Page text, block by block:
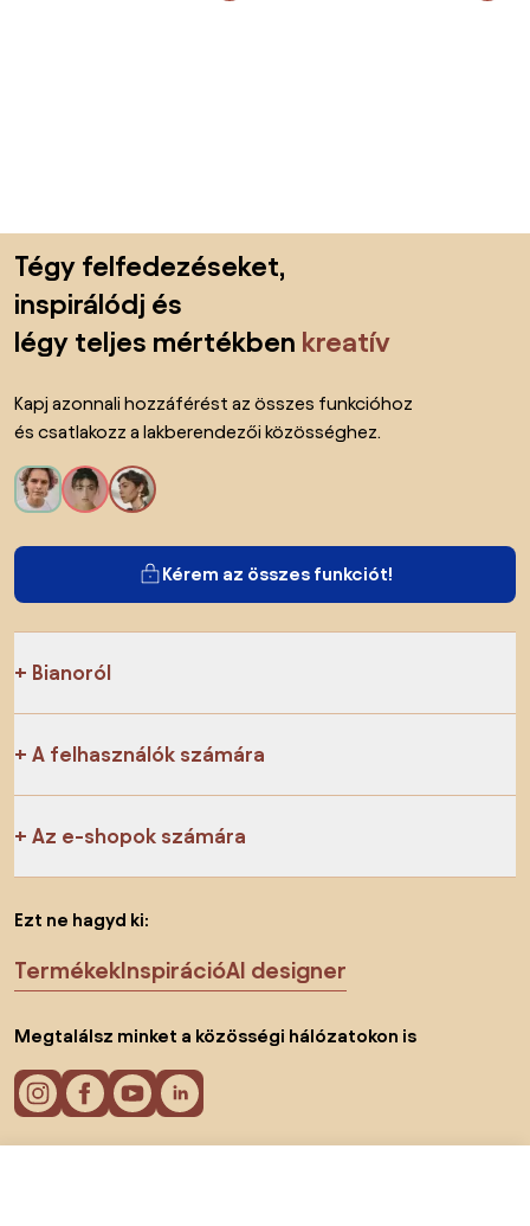
Tégy felfedezéseket,
inspirálódj és
légy teljes mértékben kreatív
Kapj azonnali hozzáférést az összes funkcióhoz
és csatlakozz a lakberendezői közösséghez.
Kérem az összes funkciót!
Bianoról
A felhasználók számára
Az e-shopok számára
Ezt ne hagyd ki:
TermékekInspirációAI designer
Megtalálsz minket a közösségi hálózatokon is